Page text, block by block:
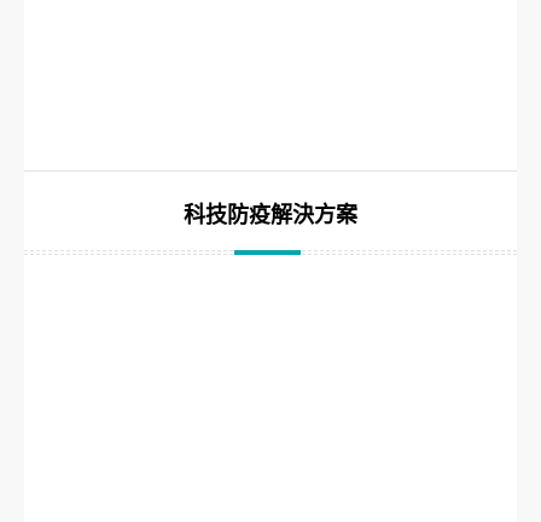
科技防疫解決方案